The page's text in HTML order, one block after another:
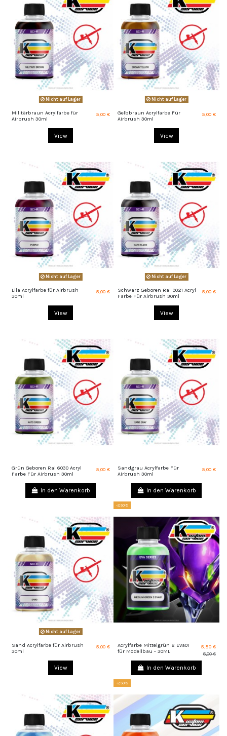
Nicht auf Lager
Militärbraun Acrylfarbe für
Airbrush 30ml
5,00 €
View
Nicht auf Lager
Gelbbraun Acrylfarbe Für
Airbrush 30ml
5,00 €
View
Nicht auf Lager
Lila Acrylfarbe für Airbrush
30ml
5,00 €
View
Nicht auf Lager
Schwarz Geboren Ral 9021 Acryl
Farbe Für Airbrush 30ml
5,00 €
View
Grün Geboren Ral 6030 Acryl
Farbe Für Airbrush 30ml
5,00 €
In den Warenkorb
Sandgrau Acrylfarbe Für
Airbrush 30ml
5,00 €
In den Warenkorb
Nicht auf Lager
Sand Acrylfarbe für Airbrush
30ml
5,00 €
View
-2,50 €
Acrylfarbe Mittelgrün 2 Eva01
für Modellbau - 30ML
5,50 €
8,00 €
In den Warenkorb
-2,50 €